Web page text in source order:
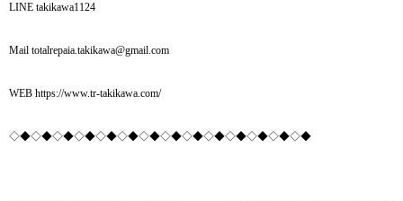
LINE takikawa1124
Mail totalrepaia.takikawa@gmail.com
WEB https://www.tr-takikawa.com/
◇◆◇◆◇◆◇◆◇◆◇◆◇◆◇◆◇◆◇◆◇◆◇◆◇◆◇◆